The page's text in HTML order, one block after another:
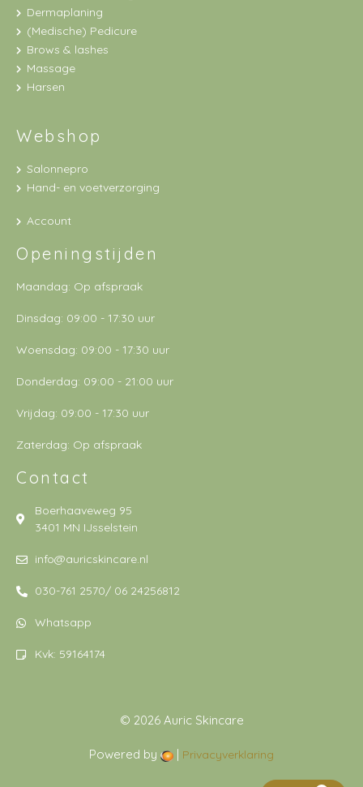
Dermaplaning
(Medische) Pedicure
Brows & lashes
Massage
Harsen
Webshop
Salonnepro
Hand- en voetverzorging
Account
Openingstijden
Maandag: Op afspraak
Dinsdag: 09:00 - 17:30 uur
Woensdag: 09:00 - 17:30 uur
Donderdag: 09:00 - 21:00 uur
Vrijdag: 09:00 - 17:30 uur
Zaterdag: Op afspraak
Contact
Boerhaaveweg 95
3401 MN IJsselstein
info@auricskincare.nl
030-761 2570/ 06 24256812
Whatsapp
Kvk: 59164174
© 2026 Auric Skincare
Powered by Privacyverklaring